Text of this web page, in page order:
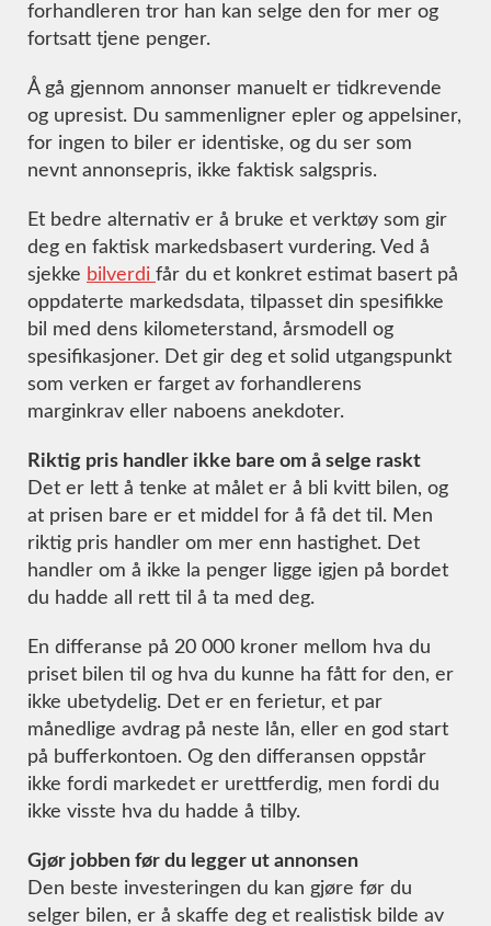
forhandleren tror han kan selge den for mer og
fortsatt tjene penger.
Å gå gjennom annonser manuelt er tidkrevende
og upresist. Du sammenligner epler og appelsiner,
for ingen to biler er identiske, og du ser som
nevnt annonsepris, ikke faktisk salgspris.
Et bedre alternativ er å bruke et verktøy som gir
deg en faktisk markedsbasert vurdering. Ved å
sjekke bilverdi får du et konkret estimat basert på
oppdaterte markedsdata, tilpasset din spesifikke
bil med dens kilometerstand, årsmodell og
spesifikasjoner. Det gir deg et solid utgangspunkt
som verken er farget av forhandlerens
marginkrav eller naboens anekdoter.
Riktig pris handler ikke bare om å selge raskt
Det er lett å tenke at målet er å bli kvitt bilen, og
at prisen bare er et middel for å få det til. Men
riktig pris handler om mer enn hastighet. Det
handler om å ikke la penger ligge igjen på bordet
du hadde all rett til å ta med deg.
En differanse på 20 000 kroner mellom hva du
priset bilen til og hva du kunne ha fått for den, er
ikke ubetydelig. Det er en ferietur, et par
månedlige avdrag på neste lån, eller en god start
på bufferkontoen. Og den differansen oppstår
ikke fordi markedet er urettferdig, men fordi du
ikke visste hva du hadde å tilby.
Gjør jobben før du legger ut annonsen
Den beste investeringen du kan gjøre før du
selger bilen, er å skaffe deg et realistisk bilde av